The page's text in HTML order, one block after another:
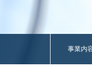
事業内